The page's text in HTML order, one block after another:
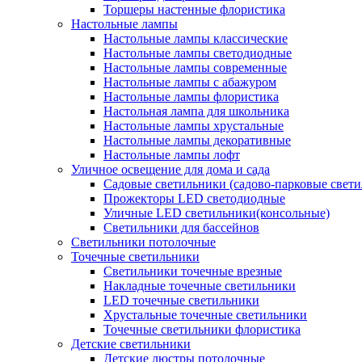
Торшеры настенные флористика
Настольные лампы
Настольные лампы классические
Настольные лампы светодиодные
Настольные лампы современные
Настольные лампы с абажуром
Настольные лампы флористика
Настольная лампа для школьника
Настольные лампы хрустальные
Настольные лампы декоративные
Настольные лампы лофт
Уличное освещение для дома и сада
Садовые светильники (садово-парковые
Прожекторы LED светодиодные
Уличные LED светильники(консольные)
Светильники для бассейнов
Светильники потолочные
Точечные светильники
Светильники точечные врезные
Накладные точечные светильники
LED точечные светильники
Хрустальные точечные светильники
Точечные светильники флористика
Детские светильники
Детские люстры потолочные